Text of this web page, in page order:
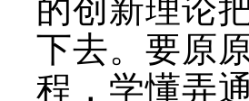
的创新理论
下去。要原
程，学懂弄